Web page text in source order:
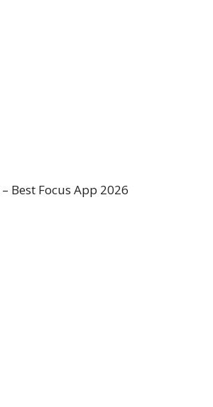
– Best Focus App 2026